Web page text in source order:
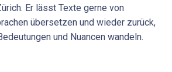
Er lässt Texte gerne von
übersetzen und wieder zurück,
und Nuancen wandeln.